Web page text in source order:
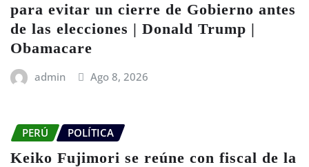
para evitar un cierre de Gobierno antes
de las elecciones | Donald Trump |
Obamacare
admin Ago 8, 2026
PERÚ POLÍTICA
Keiko Fujimori se reúne con fiscal de la